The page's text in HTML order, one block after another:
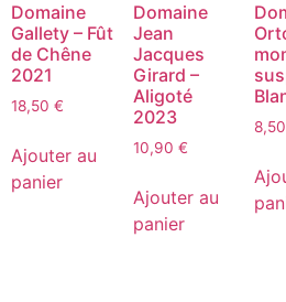
Domaine
Gallety – Fût
de Chêne
2021
18,50 €
Ajouter au
panier
Domaine
Jean
Jacques
Girard –
Aligoté
2023
10,90 €
Ajouter au
panier